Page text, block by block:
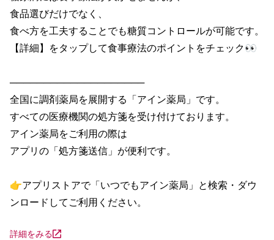
食品選びだけでなく、
食べ方を工夫することでも糖質コントロールが可能です。
【詳細】をタップして食事療法のポイントをチェック👀
────────────────────
全国に調剤薬局を展開する「アイン薬局」です。
すべての医療機関の処方箋を受け付けております。
アイン薬局をご利用の際は
アプリの「処方箋送信」が便利です。
👉アプリストアで「いつでもアイン薬局」と検索・ダウ
ンロードしてご利用ください。
詳細をみる